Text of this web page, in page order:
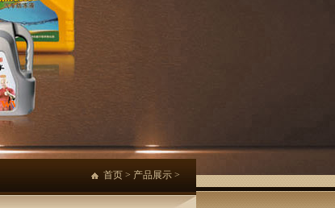
www.saierdun.com，谨防上当受骗
首页 > 产品展示 >